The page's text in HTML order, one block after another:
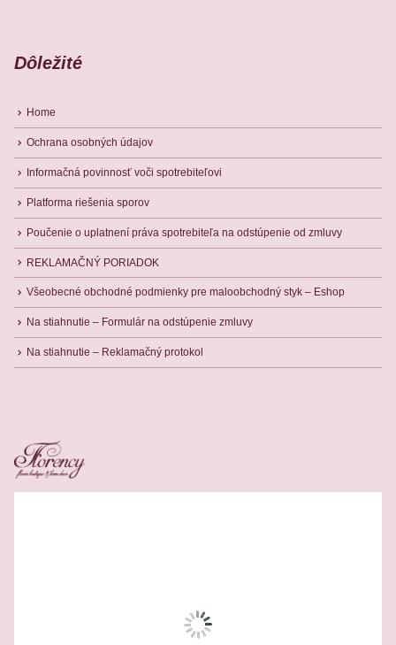
Dôležité
Home
Ochrana osobných údajov
Informačná povinnosť voči spotrebiteľovi
Platforma riešenia sporov
Poučenie o uplatnení práva spotrebiteľa na odstúpenie od zmluvy
REKLAMAČNÝ PORIADOK
Všeobecné obchodné podmienky pre maloobchodný styk – Eshop
Na stiahnutie – Formulár na odstúpenie zmluvy
Na stiahnutie – Reklamačný protokol